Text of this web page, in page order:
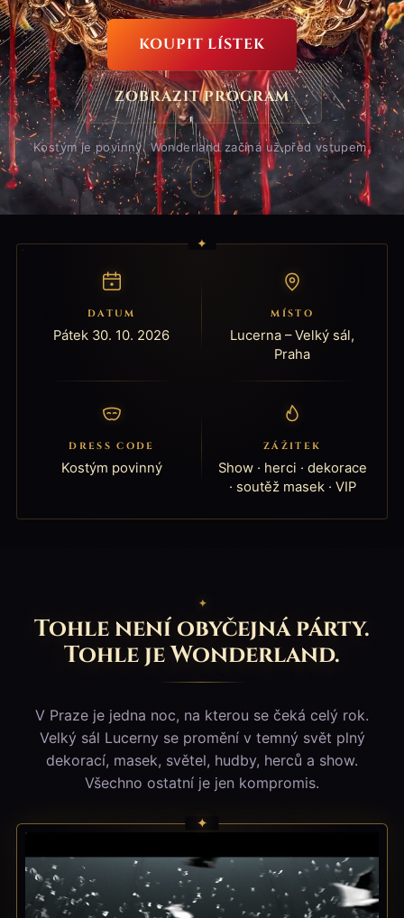
KOUPIT LÍSTEK
ZOBRAZIT PROGRAM
Kostým je povinný. Wonderland začíná už před vstupem.
✦
DATUM
Pátek 30. 10. 2026
MÍSTO
Lucerna – Velký sál,
Praha
DRESS CODE
Kostým povinný
ZÁŽITEK
Show · herci · dekorace
· soutěž masek · VIP
Tohle není obyčejná párty.
Tohle je Wonderland.
V Praze je jedna noc, na kterou se čeká celý rok.
Velký sál Lucerny se promění v temný svět plný
dekorací, masek, světel, hudby, herců a show.
Všechno ostatní je jen kompromis.
✦